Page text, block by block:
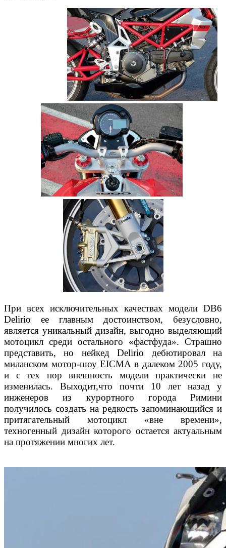
При всех исключительных качествах модели DB6
Delirio ее главным достоинством, безусловно,
является уникальный дизайн, выгодно выделяющий
мотоцикл среди остального «фастфуда». Страшно
представить, но нейкед Delirio дебютировал на
миланском мотор-шоу ЕICMA в далеком 2005 году,
и с тех пор внешность модели практически не
изменилась. Выходит,что почти 10 лет назад у
инженеров из курортного города Римини
получилось создать на редкость запоминающийся и
притягательный мотоцикл «вне времени»,
техногенный дизайн которого остается актуальным
на протяжении многих лет.